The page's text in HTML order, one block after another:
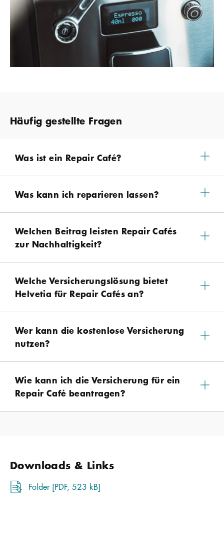
Häufig gestellte Fragen
Was ist ein Repair Café?
Was kann ich reparieren lassen?
Welchen Beitrag leisten Repair Cafés
zur Nachhaltigkeit?
Welche Versicherungslösung bietet
Helvetia für Repair Cafés an?
Wer kann die kostenlose Versicherung
nutzen?
Wie kann ich die Versicherung für ein
Repair Café beantragen?
Downloads & Links
Folder [PDF, 523 kB]